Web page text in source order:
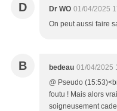
D Dr WO 01/04/2025
On peut aussi faire
B bedeau 01/04/2025
@ Pseudo
foutu ! Mais alors
soigneusement